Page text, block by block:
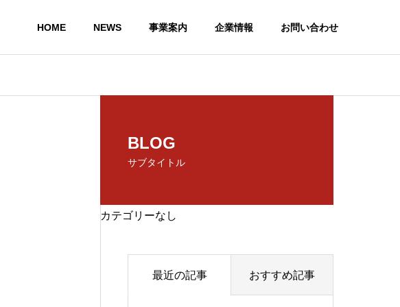
HOME NEWS 事業案内 企業情報 お問い合わせ
Support＆Consulting
技術サポート・コンサルティング
アクセスマップ
BLOG
サブタイトル
カテゴリーなし
最近の記事 おすすめ記事